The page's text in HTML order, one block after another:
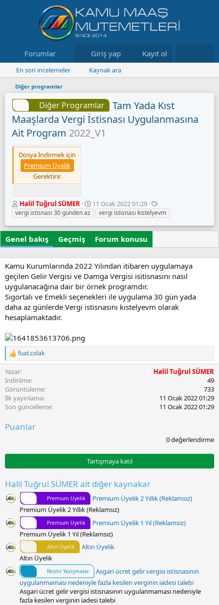
Forumlar Neler yeni Kaynaklar
Giriş yap Kayıt ol
En son incelemeler Kaynak ara
Diğer programlar
Diğer Programlar
Tam Yada Kıst
Maaşlarda Vergi İstisnası Uygulanmasına
Ait Program 2022_V1
Dosya İndirmek için
Premium Üyelik
Gerektirir.
Y
a
z
a
r
Halil Tuğrul SÜMER
O
l
u
ş
u
r
u
l
a
t
a
i
11 Ocak 2022 01:29
E
t
i
k
t
l
e
r
vergi istisnası 30 günden az vergi istisnası kıstelyevm
Genel bakış Geçmiş Forum konusu
Kamu Kurumlarında 2022 Yılından itibaren uygulamaya
geçilen Gelir Vergisi ve Damga Vergisi isitisnasını nasıl
uygulanacağına dair bir örnek programdır.
Sigortalı ve Emekli seçenekleri ile uygulama 30 gün yada
daha az günlerde Vergi istisnasını kıstelyevm olarak
hesaplamaktadır.
T
e
p
k
i
l
r
fuat.colak
Yazar
Halil Tuğrul SÜMER
İndirilme
49
Görüntüleme
733
İlk yayınlama
11 Ocak 2022 01:29
Son güncelleme
11 Ocak 2022 01:29
Puanlar
0
y
l
d
ı
z
0 değerlendirme
Tartışmaya katıl
Halil Tuğrul SÜMER ait diğer kaynakar
Premium Üyelik
Premium Üyelik 2 Yıllık (Reklamsız)
Premium Üyelik 2 Yıllık (Reklamsız)
Premium Üyelik
Premium Üyelik 1 Yıl (Reklamsız)
Premium Üyelik 1 Yıl (Reklamsız)
Altın Üyelik
Altın Üyelik
Altın Üyelik
Resmi Yazışmalar
Asgari ücret gelir vergisi istisnasının
uygulanmaması nedeniyle fazla kesilen verginin iadesi talebi
Asgari ücret gelir vergisi istisnasının uygulanmaması nedeniyle
fazla kesilen verginin iadesi talebi